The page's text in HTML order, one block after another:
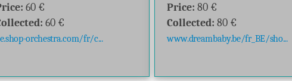
60 €
60 €
orchestra.com/fr/c...
Price: 80 €
Collected: 80 €
www.dreambaby.be/fr_BE/sho...